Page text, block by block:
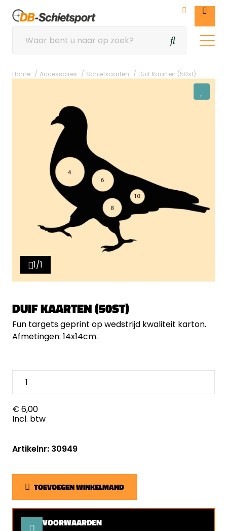
Home Accessoires Schietkaarten Duif Kaarten (50st)
1/1
DUIF KAARTEN (50ST)
Fun targets geprint op wedstrijd kwaliteit karton.
Afmetingen: 14x14cm.
€ 6,00
Incl. btw
Artikelnr: 30949
TOEVOEGEN WINKELMAND
VOORWAARDEN